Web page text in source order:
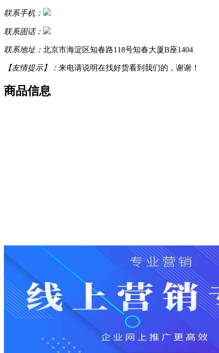
联系手机：
联系固话：
联系地址： 北京市海淀区知春路118号知春大厦B座1404
【友情提示】： 来电请说明在找好货看到我们的，谢谢！
商品信息